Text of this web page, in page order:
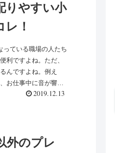
りやすい小
！
っている職場の人たち
利ですよね。ただ、
んですよね。例え
お仕事中に音が響
2019.12.13
外のプレ